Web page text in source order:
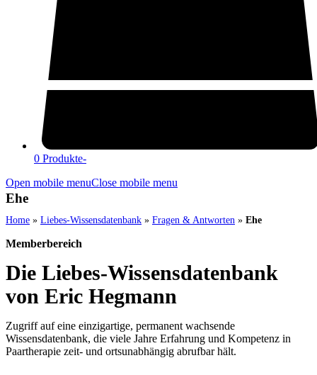
0 Produkte-
Open mobile menuClose mobile menu
Ehe
Home » Liebes-Wissensdatenbank » Fragen & Antworten » Ehe
Memberbereich
Die Liebes-Wissensdatenbank
von Eric Hegmann
Zugriff auf eine einzigartige, permanent wachsende
Wissensdatenbank, die viele Jahre Erfahrung und Kompetenz in
Paartherapie zeit- und ortsunabhängig abrufbar hält.